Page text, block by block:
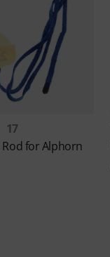
17
Rod for Alphorn